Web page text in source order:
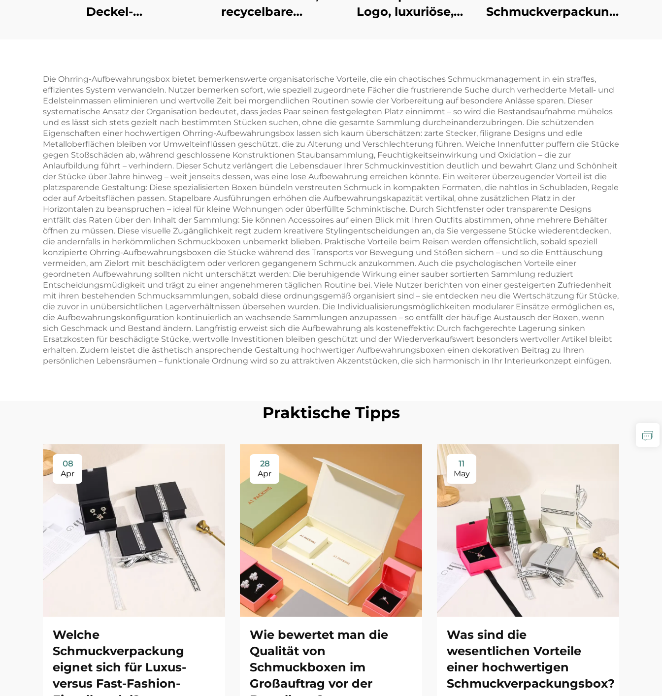
Deckel-
kundenspezifische
Größe und Form,
Artpapier-/Karton-
Material – punktuelle
Großhandelsverfügbarkeit
recycelbare
Mindestbestellmenge
(MOQ);
minimalistischer
Karton-
Schmuckkasten für
Geschenke,
Einzelhandelsfertig,
sofort versandbereit
Logo, luxuriöse,
exquisitem Bandgriff
als Verpackung für
Halsketten und
Ringe –
markengebundene
Geschenkbox,
Großbestellung
Schmuckverpackungsset
Ohrringe mit
Papiertüte –
Großhandel,
personalisiertes
Schmuckverpackungsset,
gebündelt
Die Ohrring-Aufbewahrungsbox bietet bemerkenswerte organisatorische Vorteile, die ein chaotisches Schmuckmanagement in ein straffes,
effizientes System verwandeln. Nutzer bemerken sofort, wie speziell zugeordnete Fächer die frustrierende Suche durch verhedderte Metall- und
Edelsteinmassen eliminieren und wertvolle Zeit bei morgendlichen Routinen sowie der Vorbereitung auf besondere Anlässe sparen. Dieser
systematische Ansatz der Organisation bedeutet, dass jedes Paar seinen festgelegten Platz einnimmt – so wird die Bestandsaufnahme mühelos
und es lässt sich stets gezielt nach bestimmten Stücken suchen, ohne die gesamte Sammlung durcheinanderzubringen. Die schützenden
Eigenschaften einer hochwertigen Ohrring-Aufbewahrungsbox lassen sich kaum überschätzen: zarte Stecker, filigrane Designs und edle
Metalloberflächen bleiben vor Umwelteinflüssen geschützt, die zu Alterung und Verschlechterung führen. Weiche Innenfutter puffern die Stücke
gegen Stoßschäden ab, während geschlossene Konstruktionen Staubansammlung, Feuchtigkeitseinwirkung und Oxidation – die zur
Anlaufbildung führt – verhindern. Dieser Schutz verlängert die Lebensdauer Ihrer Schmuckinvestition deutlich und bewahrt Glanz und Schönheit
der Stücke über Jahre hinweg – weit jenseits dessen, was eine lose Aufbewahrung erreichen könnte. Ein weiterer überzeugender Vorteil ist die
platzsparende Gestaltung: Diese spezialisierten Boxen bündeln verstreuten Schmuck in kompakten Formaten, die nahtlos in Schubladen, Regale
oder auf Arbeitsflächen passen. Stapelbare Ausführungen erhöhen die Aufbewahrungskapazität vertikal, ohne zusätzlichen Platz in der
Horizontalen zu beanspruchen – ideal für kleine Wohnungen oder überfüllte Schminktische. Durch Sichtfenster oder transparente Designs
entfällt das Raten über den Inhalt der Sammlung: Sie können Accessoires auf einen Blick mit Ihren Outfits abstimmen, ohne mehrere Behälter
öffnen zu müssen. Diese visuelle Zugänglichkeit regt zudem kreativere Stylingentscheidungen an, da Sie vergessene Stücke wiederentdecken,
die andernfalls in herkömmlichen Schmuckboxen unbemerkt blieben. Praktische Vorteile beim Reisen werden offensichtlich, sobald speziell
konzipierte Ohrring-Aufbewahrungsboxen die Stücke während des Transports vor Bewegung und Stößen sichern – und so die Enttäuschung
vermeiden, am Zielort mit beschädigtem oder verloren gegangenem Schmuck anzukommen. Auch die psychologischen Vorteile einer
geordneten Aufbewahrung sollten nicht unterschätzt werden: Die beruhigende Wirkung einer sauber sortierten Sammlung reduziert
Entscheidungsmüdigkeit und trägt zu einer angenehmeren täglichen Routine bei. Viele Nutzer berichten von einer gesteigerten Zufriedenheit
mit ihren bestehenden Schmucksammlungen, sobald diese ordnungsgemäß organisiert sind – sie entdecken neu die Wertschätzung für Stücke,
die zuvor in unübersichtlichen Lagerverhältnissen übersehen wurden. Die Individualisierungsmöglichkeiten modularer Einsätze ermöglichen es,
die Aufbewahrungskonfiguration kontinuierlich an wachsende Sammlungen anzupassen – so entfällt der häufige Austausch der Boxen, wenn
sich Geschmack und Bestand ändern. Langfristig erweist sich die Aufbewahrung als kosteneffektiv: Durch fachgerechte Lagerung sinken
Ersatzkosten für beschädigte Stücke, wertvolle Investitionen bleiben geschützt und der Wiederverkaufswert besonders wertvoller Artikel bleibt
erhalten. Zudem leistet die ästhetisch ansprechende Gestaltung hochwertiger Aufbewahrungsboxen einen dekorativen Beitrag zu Ihren
persönlichen Lebensräumen – funktionale Ordnung wird so zu attraktiven Akzentstücken, die sich harmonisch in Ihr Interieurkonzept einfügen.
Praktische Tipps
08
Apr
Welche
Schmuckverpackung
eignet sich für Luxus-
versus Fast-Fashion-
28
Apr
Wie bewertet man die
Qualität von
Schmuckboxen im
Großauftrag vor der
11
May
Was sind die
wesentlichen Vorteile
einer hochwertigen
Schmuckverpackungsbox?